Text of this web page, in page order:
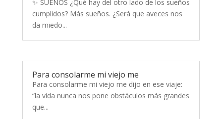
✨ SUEÑOS ¿Qué hay del otro lado de los sueños
cumplidos? Más sueños. ¿Será que aveces nos
da miedo...
Para consolarme mi viejo me
Para consolarme mi viejo me dijo en ese viaje:
“la vida nunca nos pone obstáculos más grandes
que...